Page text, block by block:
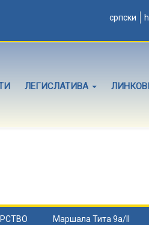
српски
ЛЕГИСЛАТИВА
Маршала Тита 9а/II